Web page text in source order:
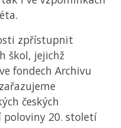
zpřístupnit
škol, jejichž
fondech Archivu
českých
poloviny 20. století